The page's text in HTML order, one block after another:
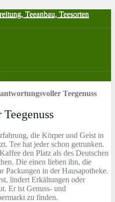
Teeanbau, Teesorten
Teegenuss
die Körper und Geist in
Tee hat jeder schon getrunken.
den Platz als des Deutschen
Die einen lieben ihn, die
Packungen in der Hausapotheke.
lindert Erkältungen oder
Er ist Genuss- und
zu finden.